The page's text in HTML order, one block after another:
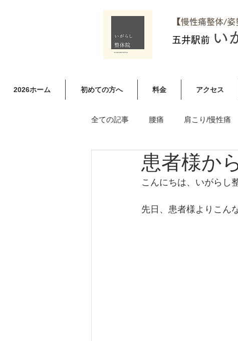
【慢性痛整体/
五井駅前 い
2026ホーム 初めての方へ 料金 アクセス
全ての記事 腰痛 肩こり/慢性痛
足やお尻のしびれ（ヘルニア含む）
患者様か
こんにちは、いがらし
先日、患者様よりこん